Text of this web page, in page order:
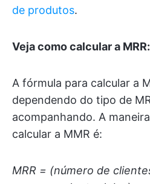
de produtos.
Veja como calcular a MRR:
A fórmula para calcular a
dependendo do tipo de
acompanhando. A
calcular a MMR é:
MRR = (número de